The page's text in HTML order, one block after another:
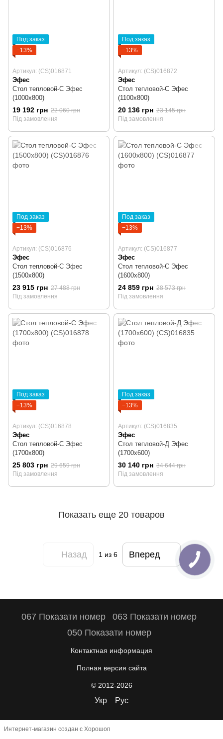
Под заказ
−13%
Артикул: (CS)016871
Эфес
Стол тепловой-С Эфес
(1000х800)
19 192 грн 22 060 грн
Під замовлення
Под заказ
−13%
Артикул: (CS)016872
Эфес
Стол тепловой-С Эфес
(1100х800)
20 136 грн 23 145 грн
Під замовлення
Под заказ
−13%
Артикул: (CS)016876
Эфес
Стол тепловой-С Эфес
(1500х800)
23 915 грн 27 488 грн
Під замовлення
Под заказ
−13%
Артикул: (CS)016877
Эфес
Стол тепловой-С Эфес
(1600х800)
24 859 грн 28 573 грн
Під замовлення
Под заказ
−13%
Артикул: (CS)016878
Эфес
Стол тепловой-С Эфес
(1700х800)
25 803 грн 29 659 грн
Під замовлення
Под заказ
−13%
Артикул: (CS)016835
Эфес
Стол тепловой-Д Эфес
(1700х600)
30 140 грн 34 644 грн
Під замовлення
Показать еще 20 товаров
Назад 1из 6 Вперед
067 Показати номер
063 Показати номер
050 Показати номер
Контактная информация
Полная версия сайта
© 2012-2026
Укр Рус
Интернет-магазин создан с Хорошоп